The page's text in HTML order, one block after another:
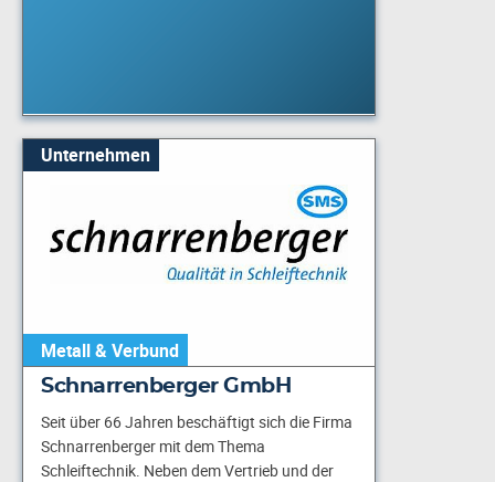
Unternehmen
Metall & Verbund
Schnarrenberger GmbH
Seit über 66 Jahren beschäftigt sich die Firma
Schnarrenberger mit dem Thema
Schleiftechnik. Neben dem Vertrieb und der